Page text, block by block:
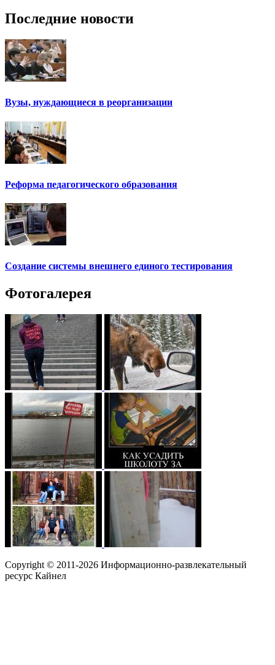
Последние новости
Вузы, нуждающиеся в реорганизации
Реформа педагогического образования
Создание системы внешнего единого тестирования
Фотогалерея
Copyright © 2011-2026 Информационно-развлекательный
ресурс Кайнел